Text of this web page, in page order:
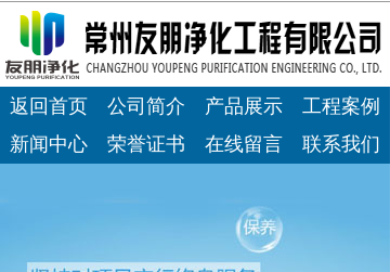
返回首页 公司简介 产品展示
工程案例
新闻中心
荣誉证书 在线留言 联系我们